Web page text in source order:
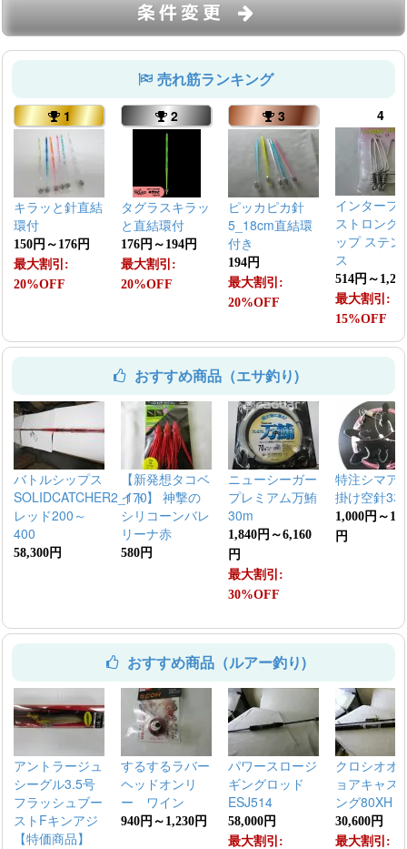
条件変更
売れ筋ランキング
1
キラッと針直結
環付
150円～176円
最大割引:
20%OFF
2
タグラスキラッ
と直結環付
176円～194円
最大割引:
20%OFF
3
ピッカピカ針
5_18cm直結環
付き
194円
最大割引:
20%OFF
4
インターフ
ストロング
ップ ステン
ス
514円～
最大割引:
15%OFF
おすすめ商品（エサ釣り)
バトルシップス
SOLIDCATCHER2_170
レッド200～
400
58,300円
【新発想タコベ
イト】 神撃の
シリコーンバレ
リーナ赤
580円
ニューシーガー
プレミアム万鮪
30m
1,840円～6,160
円
最大割引:
30%OFF
特注シマア
掛け空針3
1,000円～
円
おすすめ商品（ルアー釣り)
アントラージュ
シーグル3.5号
フラッシュブー
ストFキンアジ
【特価商品】
するするラバー
ヘッドオンリ
ー ワイン
940円～1,230円
パワースロージ
ギングロッド
ESJ514
58,000円
最大割引:
クロシオオ
ョアキャス
ング80XH
30,600円
最大割引: